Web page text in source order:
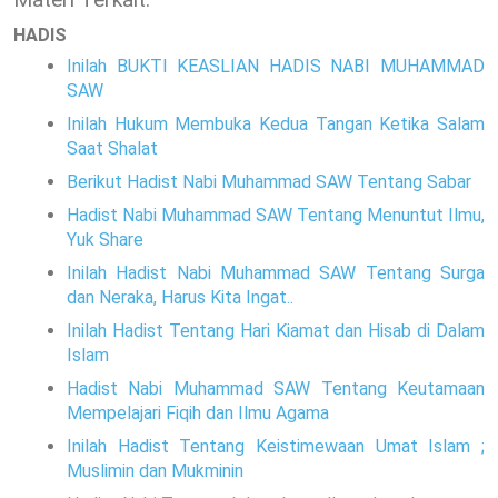
HADIS
Inilah BUKTI KEASLIAN HADIS NABI MUHAMMAD
SAW
Inilah Hukum Membuka Kedua Tangan Ketika Salam
Saat Shalat
Berikut Hadist Nabi Muhammad SAW Tentang Sabar
Hadist Nabi Muhammad SAW Tentang Menuntut Ilmu,
Yuk Share
Inilah Hadist Nabi Muhammad SAW Tentang Surga
dan Neraka, Harus Kita Ingat..
Inilah Hadist Tentang Hari Kiamat dan Hisab di Dalam
Islam
Hadist Nabi Muhammad SAW Tentang Keutamaan
Mempelajari Fiqih dan Ilmu Agama
Inilah Hadist Tentang Keistimewaan Umat Islam ;
Muslimin dan Mukminin